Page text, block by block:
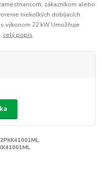
zákazníkom alebo
niekoľkých dobíjacích
výkonom 22 kW Umožňuje
celý popis